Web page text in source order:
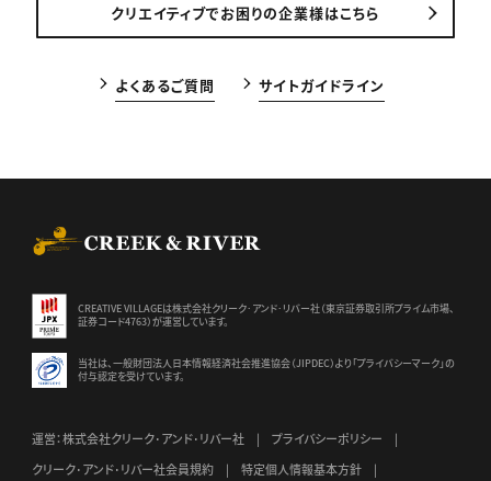
クリエイティブでお困りの企業様はこちら
よくあるご質問 サイトガイドライン
CREATIVE VILLAGEは株式会社クリーク･アンド･リバー社（東京証券取引所プライム市場、
証券コード4763）が運営しています。
当社は、一般財団法人日本情報経済社会推進協会（JIPDEC）より 「プライバシーマーク」の
付与認定を受けています。
運営：株式会社クリーク･アンド･リバー社
プライバシーポリシー
クリーク･アンド･リバー社会員規約
特定個人情報基本方針